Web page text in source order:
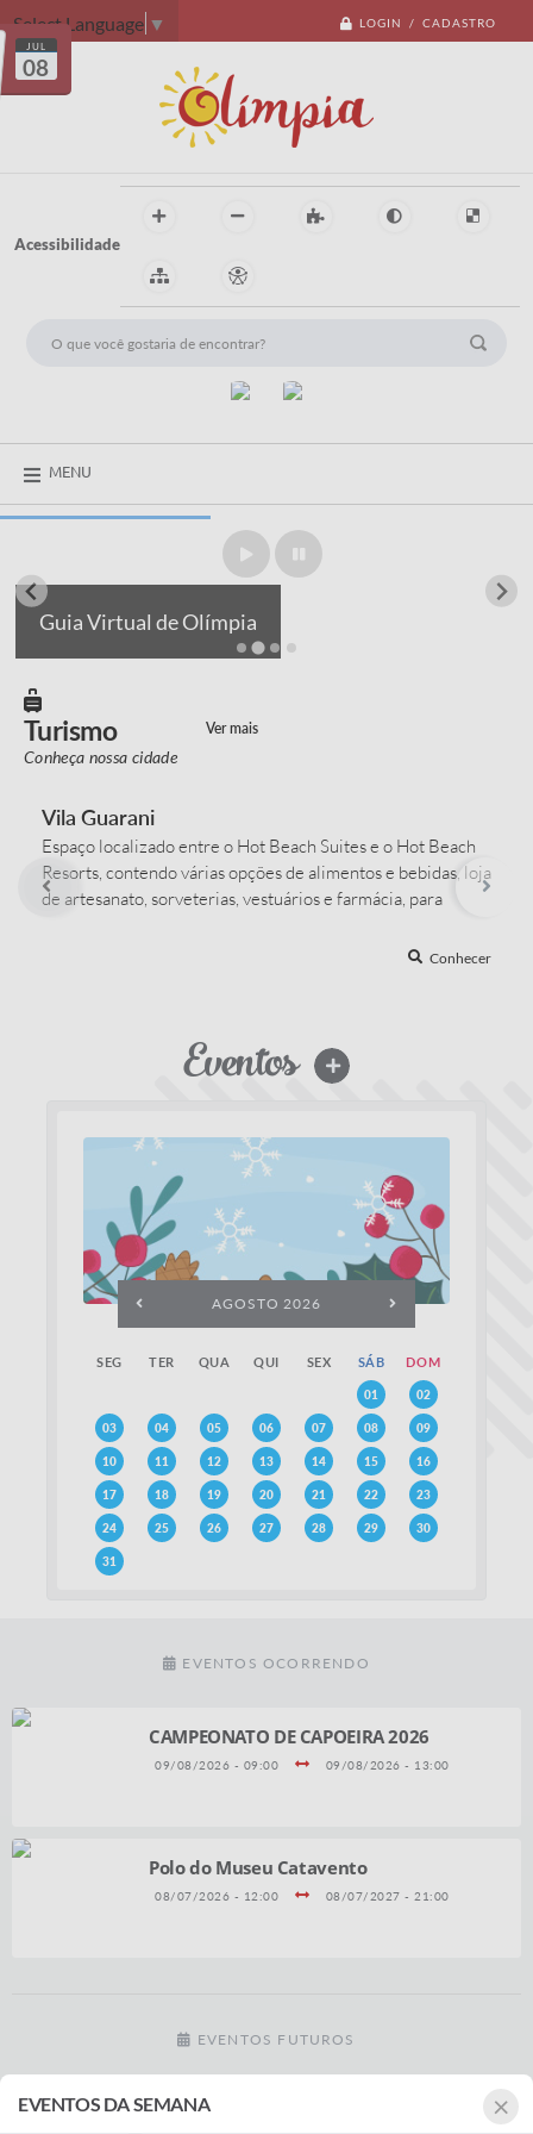
LOGIN / CADASTRO
Select Language ▼
Acessibilidade
MENU
Guia Virtual de Olímpia
JUL
08
Turismo
Conheça nossa cidade
Ver mais
Vila Guarani
Espaço localizado entre o Hot Beach Suites e o Hot Beach
Resorts, contendo várias opções de alimentos e bebidas, loja
de artesanato, sorveterias, vestuários e farmácia, para
externo. Possui também uma ampla área kids com váriosConhecer
Eventos
AGOSTO 2026
SEG TER QUA QUI SEX SÁB DOM
01 02
03 04 05 06 07 08 09
10 11 12 13 14 15 16
17 18 19 20 21 22 23
24 25 26 27 28 29 30
31
EVENTOS OCORRENDO
CAMPEONATO DE CAPOEIRA 2026
09/08/2026 - 09:00 09/08/2026 - 13:00
Polo do Museu Catavento
08/07/2026 - 12:00 08/07/2027 - 21:00
EVENTOS FUTUROS
DIA MUNDIAL DA JUVENTUDE 2026 ×
EVENTOS DA SEMANA